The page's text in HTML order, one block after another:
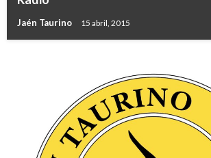
Jaén Taurino 15 abril, 2015